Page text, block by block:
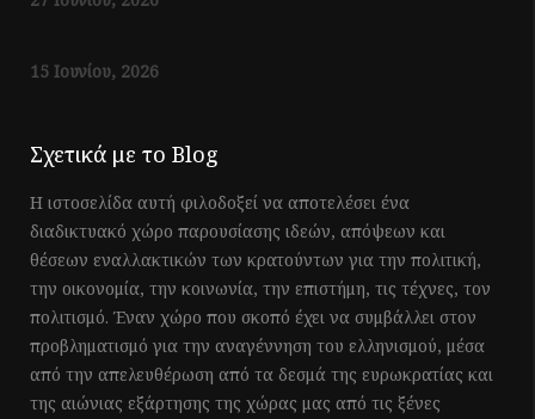
15 Ιουνίου, 2026
Σχετικά με το Blog
Η ιστοσελίδα αυτή φιλοδοξεί να αποτελέσει ένα
διαδικτυακό χώρο παρουσίασης ιδεών, απόψεων και
θέσεων εναλλακτικών των κρατούντων για την πολιτική,
την οικονομία, την κοινωνία, την επιστήμη, τις τέχνες, τον
πολιτισμό. Έναν χώρο που σκοπό έχει να συμβάλλει στον
προβληματισμό για την αναγέννηση του ελληνισμού, μέσα
από την απελευθέρωση από τα δεσμά της ευρωκρατίας και
της αιώνιας εξάρτησης της χώρας μας από τις ξένες